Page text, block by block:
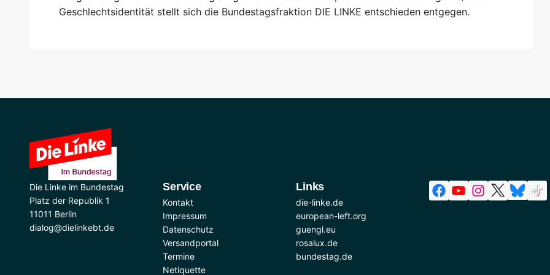
Geschlechtsidentität stellt sich die Bundestagsfraktion DIE LINKE entschieden entgegen.
Die Linke im Bundestag
Platz der Republik 1
11011 Berlin
dialog@dielinkebt.de
Service
Kontakt
Impressum
Datenschutz
Versandportal
Termine
Netiquette
Links
die-linke.de
european-left.org
guengl.eu
rosalux.de
bundestag.de